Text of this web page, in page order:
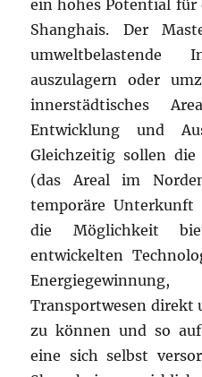
zu können und so
eine sich selbst
Shanghai
Austausch zwischen
Nutzung.
Das im Norden
verknüpft die
miteinander und
Technologiepark.
innerhalb der
dar. Ausgehend von
Erkenntnissen
Forschung werden
so dass der Weg